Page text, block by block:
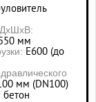
мм
Е600 (до
мм (DN100)
бетон